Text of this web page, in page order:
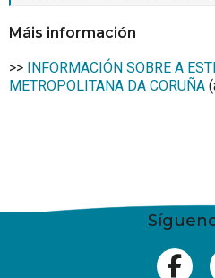
Máis información
>> INFORMACIÓN SOBRE A
METROPOLITANA DA CORUÑA